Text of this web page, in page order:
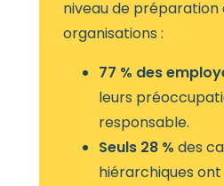
niveau de préparation
organisations :
77 % des
leurs
responsable.
Seuls 28 % des
hiérarchiques